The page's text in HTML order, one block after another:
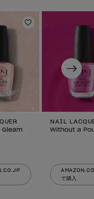
に追加ほしいものリス
Gleam
NAIL
Without a
で購入
Next